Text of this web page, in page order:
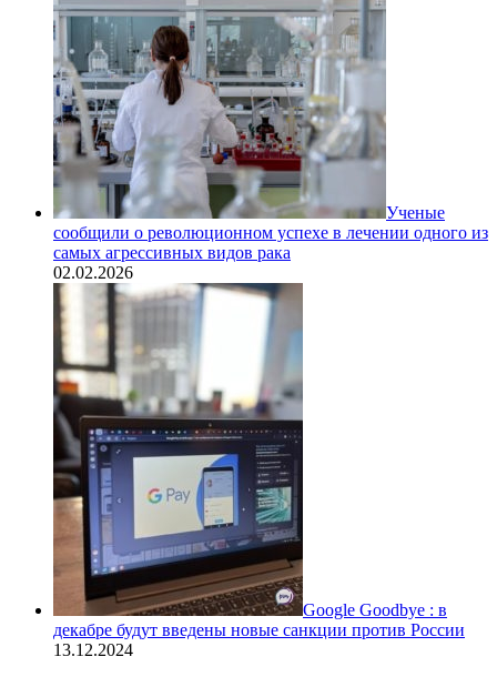
Ученые
сообщили о революционном успехе в лечении одного из
самых агрессивных видов рака
02.02.2026
Google Goodbye : в
декабре будут введены новые санкции против России
13.12.2024